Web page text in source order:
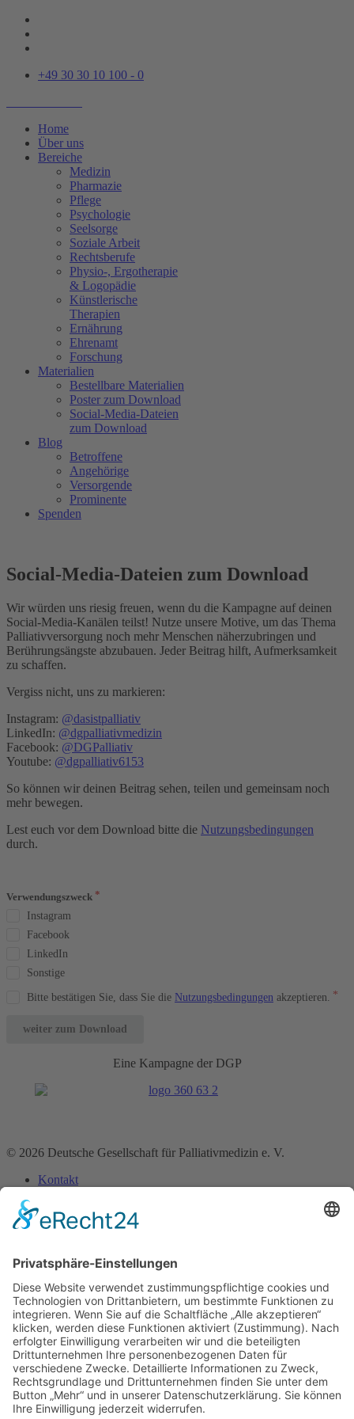
+49 30 30 10 100 - 0
Home
Über uns
Bereiche
Medizin
Pharmazie
Pflege
Psychologie
Seelsorge
Soziale Arbeit
Rechtsberufe
Physio-, Ergotherapie
& Logopädie
Künstlerische
Therapien
Ernährung
Ehrenamt
Forschung
Materialien
Bestellbare Materialien
Poster zum Download
Social-Media-Dateien
zum Download
Blog
Betroffene
Angehörige
Versorgende
Prominente
Spenden
Social-Media-Dateien zum Download
Wir würden uns riesig freuen, wenn du die Kampagne auf deinen
Social-Media-Kanälen teilst! Nutze unsere Motive, um das Thema
Palliativversorgung noch mehr Menschen näherzubringen und
Berührungsängste abzubauen. Jeder Beitrag hilft, Aufmerksamkeit
zu schaffen.
Vergiss nicht, uns zu markieren:
Instagram: @dasistpalliativ
LinkedIn: @dgpalliativmedizin
Facebook: @DGPalliativ
Youtube: @dgpalliativ6153
So können wir deinen Beitrag sehen, teilen und gemeinsam noch
mehr bewegen.
Lest euch vor dem Download bitte die Nutzungsbedingungen
durch.
Verwendungszweck
Instagram
Facebook
LinkedIn
Sonstige
Bitte bestätigen Sie, dass Sie die Nutzungsbedingungen akzeptieren.
weiter zum Download
Eine Kampagne der DGP
© 2026 Deutsche Gesellschaft für Palliativmedizin e. V.
Kontakt
Datenschutz­erklärung
Bereiche
Pharmazie
Pflege
Psychologie
Seelsorge
Soziale Arbeit
Rechtsberufe
Physio-, Ergotherapie & Logopädie
Künstlerische Therapien
Ernährung